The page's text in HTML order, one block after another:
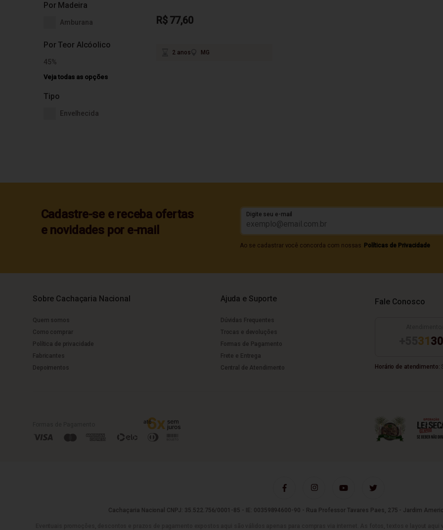
Por Madeira
Amburana
Por Teor Alcóolico
45%
Veja todas as opções
Tipo
Envelhecida
R$ 77,60
2 anos MG
Cadastre-se e receba ofertas
e novidades por e-mail
Digite seu e-mail
Ao se cadastrar você concorda com nossas Políticas de Privacidade
Sobre Cachaçaria Nacional
Quem somos
Como comprar
Política de privacidade
Fabricantes
Depoimentos
Ajuda e Suporte
Dúvidas Frequentes
Trocas e devoluções
Formas de Pagamento
Frete e Entrega
Central de Atendimento
Fale Conosco
31
Horário de atendimento:
Cachaçaria Nacional CNPJ: 35.522.756/0001-85 - IE: 00359894600-90 - Rua Professor Tavares Paes, 275 - Jardim